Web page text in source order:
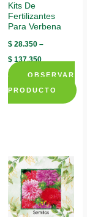
Kits De
Fertilizantes
Para Verbena
$28.350–
$137.350
OBSERVAR
PRODUCTO
This
variants.
The
options
may